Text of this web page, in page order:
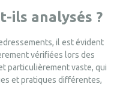
ils analysés ?
il est évident
vérifiées lors des
particulièrement vaste, qui
et pratiques différentes,